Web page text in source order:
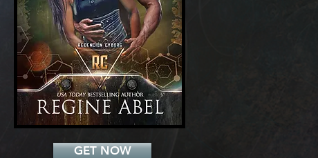
GET NOW